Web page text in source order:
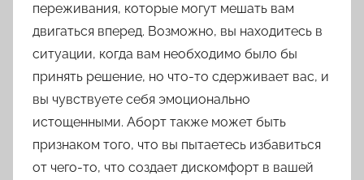
переживания, которые могут мешать вам
двигаться вперед. Возможно, вы находитесь в
ситуации, когда вам необходимо было бы
принять решение, но что-то сдерживает вас, и
вы чувствуете себя эмоционально
истощенными. Аборт также может быть
признаком того, что вы пытаетесь избавиться
от чего-то, что создает дискомфорт в вашей